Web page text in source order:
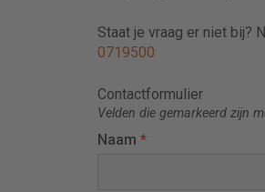
Staat je vraag er niet bij?
0719500
Contactformulier
Velden die gemarkeerd zijn
Naam *